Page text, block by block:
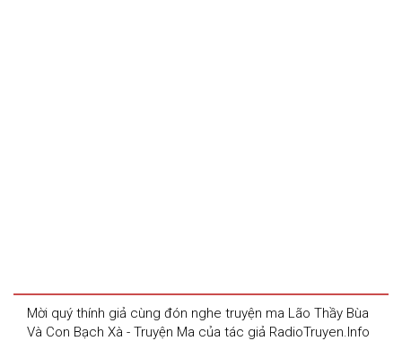
Mời quý thính giả cùng đón nghe truyện ma Lão Thầy Bùa
Và Con Bạch Xà - Truyện Ma của tác giả RadioTruyen.Info